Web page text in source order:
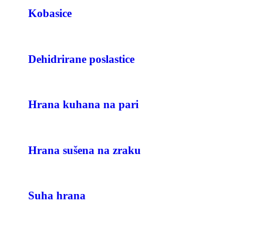
Kobasice
Dehidrirane poslastice
Hrana kuhana na pari
Hrana sušena na zraku
Suha hrana